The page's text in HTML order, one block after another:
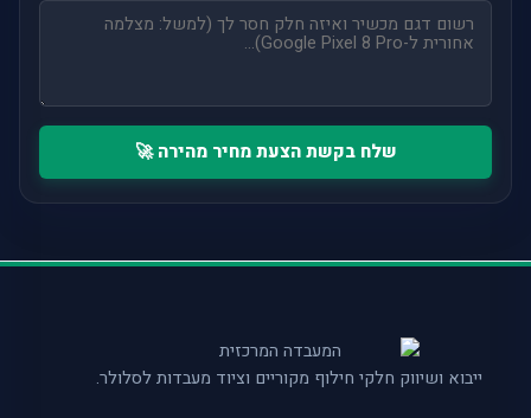
שלח בקשת הצעת מחיר מהירה 🚀
ייבוא ושיווק חלקי חילוף מקוריים וציוד מעבדות לסלולר.